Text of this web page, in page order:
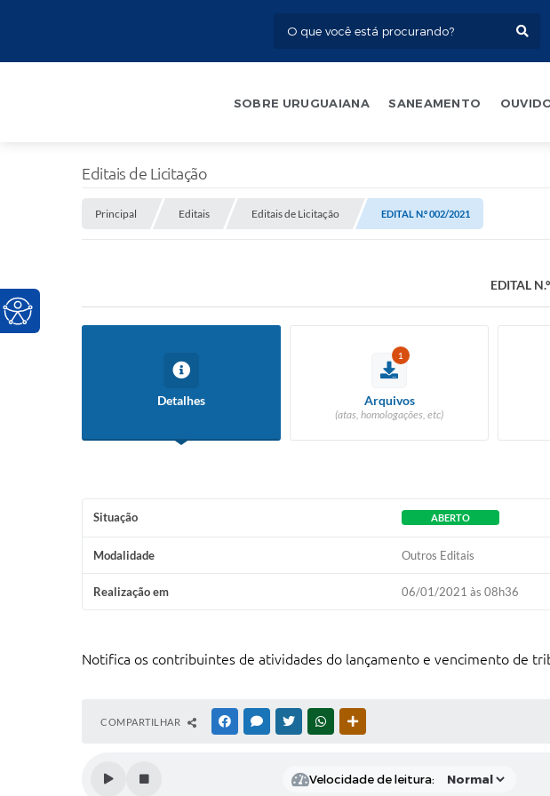
SOBRE URUGUAIANA SANEAMENTO
Editais de Licitação
Principal Editais Editais de Licitação EDITAL N.º 002/2021
EDITAL
Detalhes
1
Arquivos
(atas, homologações, etc)
Situação ABERTO
Modalidade Outros Editais
Realização em 06/01/2021 às 08h36
Notifica os contribuintes de atividades do lançamento e vencimento de
COMPARTILHAR FACEBOOKMESSENGER
TWITTERWHATSAPP
Velocidade de leitura: